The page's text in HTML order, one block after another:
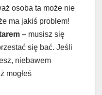
osoba ta może nie
ma jakiś problem!
– musisz się
się bać. Jeśli
niebawem
mogłeś